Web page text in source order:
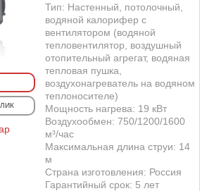
Тип: Настенный, потолочный,
водяной калорифер с
вентилятором (водяной
тепловентилятор, воздушный
отопительный агрегат, водяная
тепловая пушка,
воздухонагреватель на водяном
теплоносителе)
Мощность нагрева: 19 кВт
Воздухообмен: 750/1200/1600
м³/час
Максимальная длина струи: 14
м
Страна изготовления: Россия
Гарантийный срок: 5 лет